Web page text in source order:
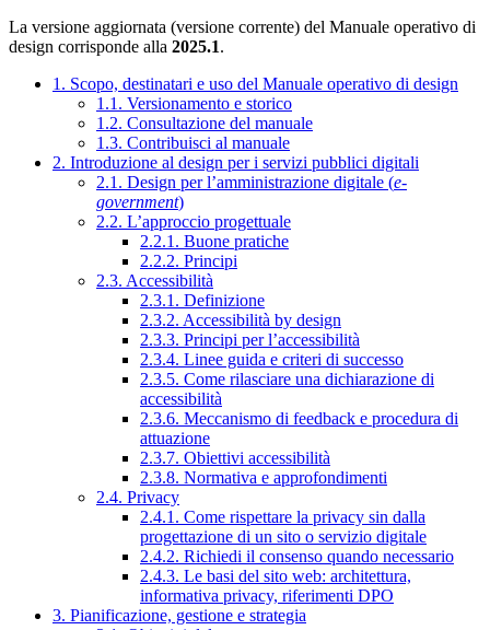
La versione aggiornata (versione corrente) del Manuale operativo di
design corrisponde alla 2025.1.
1. Scopo, destinatari e uso del Manuale operativo di design
1.1. Versionamento e storico
1.2. Consultazione del manuale
1.3. Contribuisci al manuale
2. Introduzione al design per i servizi pubblici digitali
2.1. Design per l’amministrazione digitale (e-
government)
2.2. L’approccio progettuale
2.2.1. Buone pratiche
2.2.2. Principi
2.3. Accessibilità
2.3.1. Definizione
2.3.2. Accessibilità by design
2.3.3. Principi per l’accessibilità
2.3.4. Linee guida e criteri di successo
2.3.5. Come rilasciare una dichiarazione di
accessibilità
2.3.6. Meccanismo di feedback e procedura di
attuazione
2.3.7. Obiettivi accessibilità
2.3.8. Normativa e approfondimenti
2.4. Privacy
2.4.1. Come rispettare la privacy sin dalla
progettazione di un sito o servizio digitale
2.4.2. Richiedi il consenso quando necessario
2.4.3. Le basi del sito web: architettura,
informativa privacy, riferimenti DPO
3. Pianificazione, gestione e strategia